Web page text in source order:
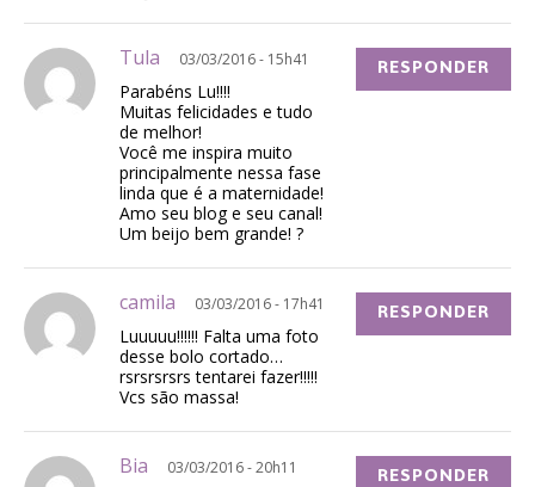
Tula 03/03/2016 - 15h41
Parabéns Lu!!!!
Muitas felicidades e tudo
de melhor!
Você me inspira muito
principalmente nessa fase
linda que é a maternidade!
Amo seu blog e seu canal!
Um beijo bem grande! ?
RESPONDER
camila 03/03/2016 - 17h41
Luuuuu!!!!!! Falta uma foto
desse bolo cortado…
rsrsrsrsrs tentarei fazer!!!!!
Vcs são massa!
RESPONDER
Bia 03/03/2016 - 20h11 RESPONDER